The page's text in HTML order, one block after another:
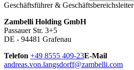
Geschäftsführer & Geschäftsbereichsleiter
Zambelli Holding GmbH
Passauer Str. 3+5
DE - 94481 Grafenau
Telefon +49 8555 409-23E-Mail
andreas.von.langsdorff@zambelli.com